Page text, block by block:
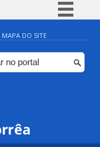
Simplifique!
BR
Participe
Canais
MAPA DO SITE